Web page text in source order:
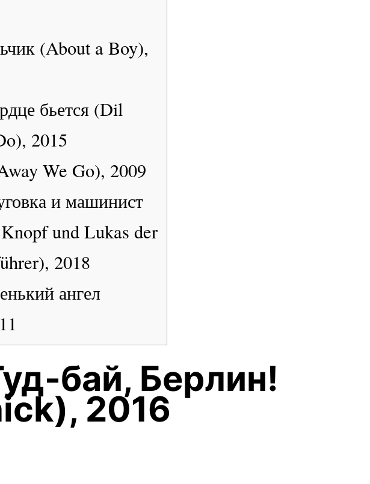
(About a Boy),
бьется (Dil
2015
We Go), 2009
и машинист
und Lukas der
2018
ангел
бай, Берлин!
2016